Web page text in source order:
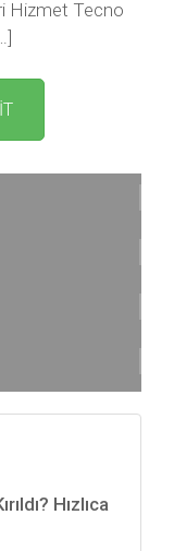
Hizmet Tecno
Hızlıca